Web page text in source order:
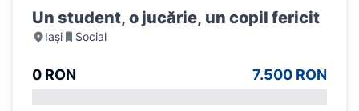
Un student, o jucărie, un copil fericit
Iași Social
0 RON 7.500 RON